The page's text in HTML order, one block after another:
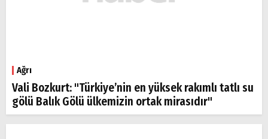
Ağrı
Vali Bozkurt: "Türkiye’nin en yüksek rakımlı tatlı su
gölü Balık Gölü ülkemizin ortak mirasıdır"